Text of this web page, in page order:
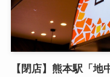
【閉店】熊本駅「